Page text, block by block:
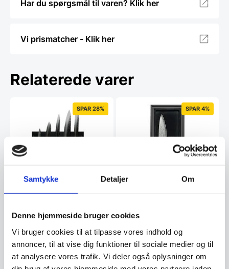
Samtykke Detaljer Om
Denne hjemmeside bruger cookies
Vi bruger cookies til at tilpasse vores indhold og
annoncer, til at vise dig funktioner til sociale medier og til
at analysere vores trafik. Vi deler også oplysninger om
Har du spørgsmål til varen? Klik her
Vi prismatcher - Klik her
Relaterede varer
SPAR 28%
Magnetsæt 6 dele – Yaxell
Tsuchimon 36781
Magnetsæt 6 dele - Yaxell
af 1 stk Yaxell…
SPAR 4%
Ran 36051
36051Bestående af 1 stk
Kokkekniv 16,5 cm og 1 stk…
2.498,00
Den